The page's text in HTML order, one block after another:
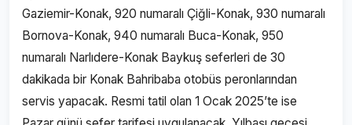
Gaziemir-Konak, 920 numaralı Çiğli-Konak, 930 numaralı
Bornova-Konak, 940 numaralı Buca-Konak, 950
numaralı Narlıdere-Konak Baykuş seferleri de 30
dakikada bir Konak Bahribaba otobüs peronlarından
servis yapacak. Resmi tatil olan 1 Ocak 2025’te ise